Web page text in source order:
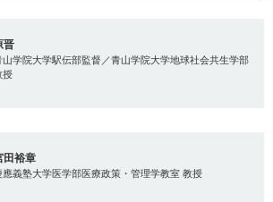
晋
山学院大学駅伝部監督／青山学院大学地球社会共生学部
授
田裕章
應義塾大学医学部医療政策・管理学教室 教授